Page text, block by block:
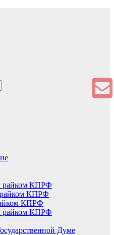
райком КПРФ
райком КПРФ
КПРФ
райком КПРФ
Думе